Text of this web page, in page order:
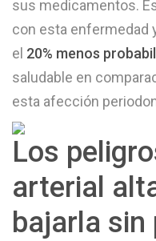
sus medicamentos.
con esta enfermedad
el 20% menos
saludable en
esta afección
Los
arterial
bajarla